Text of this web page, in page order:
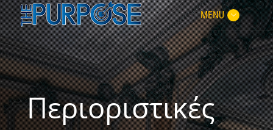
MENU
Περιοριστικές